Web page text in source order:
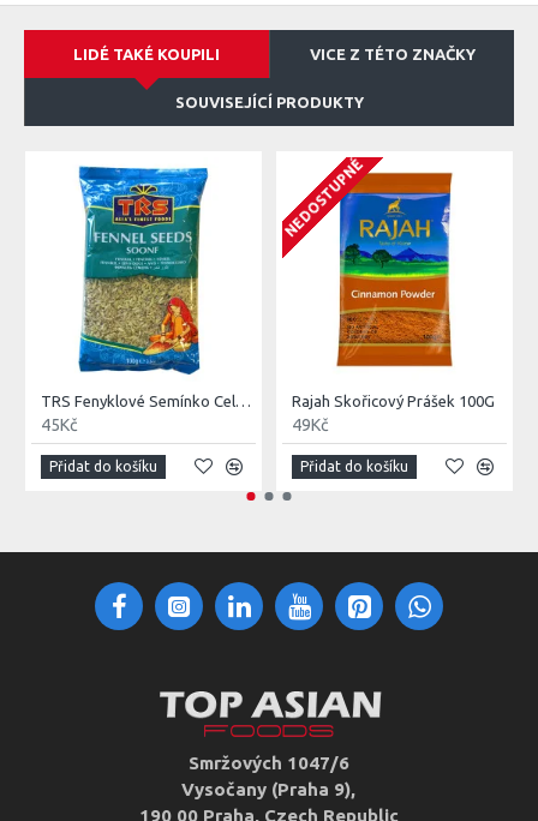
LIDÉ TAKÉ KOUPILI VICE Z TÉTO ZNAČKY
SOUVISEJÍCÍ PRODUKTY
TRS Fenyklové Semínko Celé (Fennel Seeds) 100G
45Kč
Přidat do košíku
NEDOSTUPNÉ
Rajah Skořicový Prášek 100G
49Kč
Přidat do košíku
Smržových 1047/6
Vysočany (Praha 9),
190 00 Praha, Czech Republic